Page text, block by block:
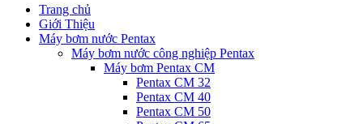
Trang chủ
Giới Thiệu
Máy bơm nước Pentax
Máy bơm nước công nghiệp Pentax
Máy bơm Pentax CM
Pentax CM 32
Pentax CM 40
Pentax CM 50